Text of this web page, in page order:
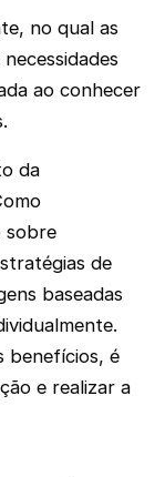
no qual as
ao conhecer
da
sobre
de
baseadas
benefícios, é
e realizar a